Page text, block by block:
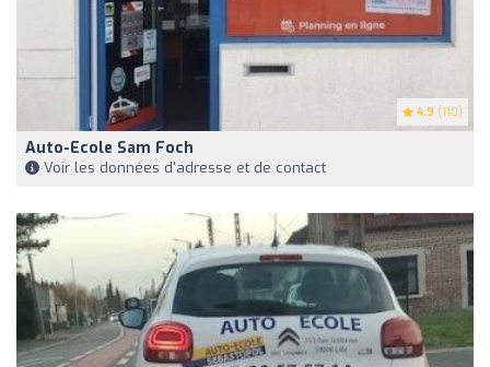
4.9 (110)
Auto-Ecole Sam Foch
Voir les données d'adresse et de contact